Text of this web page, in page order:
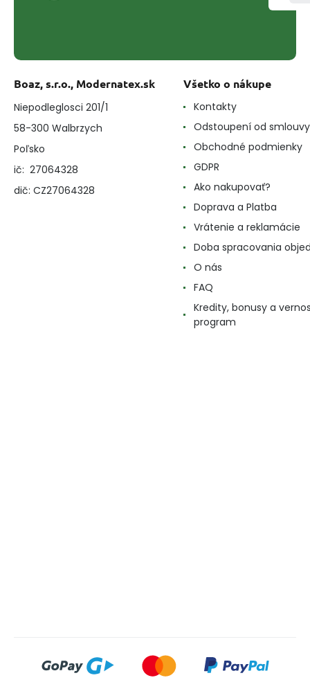
Boaz, s.r.o., Modernatex.sk
Niepodleglosci 201/1
58-300 Walbrzych
Poľsko
ič: 27064328
dič: CZ27064328
Všetko o nákupe
Kontakty
Odstoupení od smlouvy
Obchodné podmienky
GDPR
Ako nakupovať?
Doprava a Platba
Vrátenie a reklamácie
Doba spracovania
O nás
FAQ
Kredity, bonusy a
program